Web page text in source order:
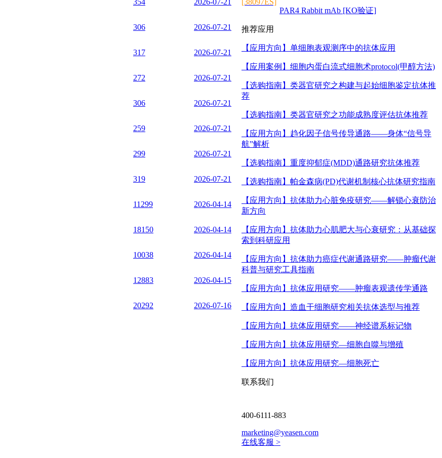
354 2026-07-21
306 2026-07-21
317 2026-07-21
272 2026-07-21
306 2026-07-21
259 2026-07-21
299 2026-07-21
319 2026-07-21
11299 2026-04-14
18150 2026-04-14
10038 2026-04-14
12883 2026-04-15
20292 2026-07-16
[38097ES]
PAR4 Rabbit mAb [KO验证]
推荐应用
【应用方向】 单细胞表观测序中的抗体应用
【应用案例】 细胞内蛋白流式细胞术protocol(甲醇方法)
【选购指南】 类器官研究之构建与起始细胞鉴定抗体推
荐
【选购指南】 类器官研究之功能成熟度评估抗体推荐
【应用方向】 趋化因子信号传导通路——身体“信号导
航”解析
【选购指南】 重度抑郁症(MDD)通路研究抗体推荐
【选购指南】 帕金森病(PD)代谢机制核心抗体研究指南
【应用方向】 抗体助力心脏免疫研究——解锁心衰防治
新方向
【应用方向】 抗体助力心肌肥大与心衰研究：从基础探
索到科研应用
【应用方向】 抗体助力癌症代谢通路研究——肿瘤代谢
科普与研究工具指南
【应用方向】 抗体应用研究——肿瘤表观遗传学通路
【应用方向】 造血干细胞研究相关抗体选型与推荐
【应用方向】 抗体应用研究——神经谱系标记物
【应用方向】 抗体应用研究—细胞自噬与增殖
【应用方向】 抗体应用研究—细胞死亡
联系我们
400-6111-883
marketing@yeasen.com
在线客服 >